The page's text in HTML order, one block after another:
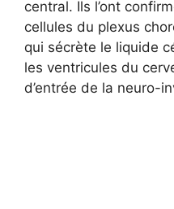
central. Ils l’ont
cellules du plexus
qui sécrète le liquide
les ventricules du
d’entrée de la neuro-